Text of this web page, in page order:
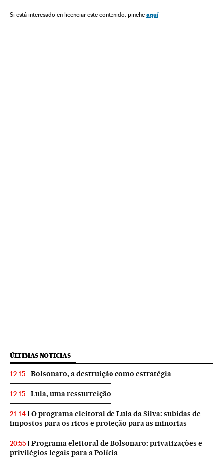
Si está interesado en licenciar este contenido, pinche aquí
ÚLTIMAS NOTICIAS
12:15 Bolsonaro, a destruição como estratégia
12:15 Lula, uma ressurreição
21:14
O programa eleitoral de Lula da Silva: subidas de
impostos para os ricos e proteção para as minorias
20:55
Programa eleitoral de Bolsonaro: privatizações e
privilégios legais para a Polícia